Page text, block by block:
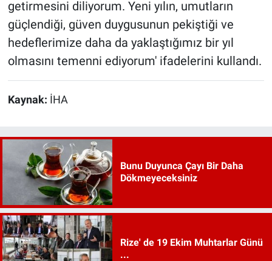
getirmesini diliyorum. Yeni yılın, umutların
güçlendiği, güven duygusunun pekiştiği ve
hedeflerimize daha da yaklaştığımız bir yıl
olmasını temenni ediyorum' ifadelerini kullandı.
Kaynak: İHA
Bunu Duyunca Çayı Bir Daha
Dökmeyeceksiniz
Rize' de 19 Ekim Muhtarlar Günü
...